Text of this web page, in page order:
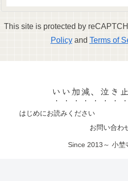
This site is protected by
Policyand Terms of
いい加減、泣き
はじめにお読みください
お問い合わ
Since 2013～ 小埜